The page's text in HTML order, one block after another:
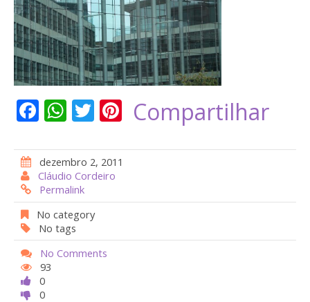
F
e
b
o
o
k
W
at
s
A
p
p
T
itt
er
Pi
er
st
Compartilhar
dezembro 2, 2011
Cláudio Cordeiro
Permalink
No category
No tags
No Comments
93
0
0